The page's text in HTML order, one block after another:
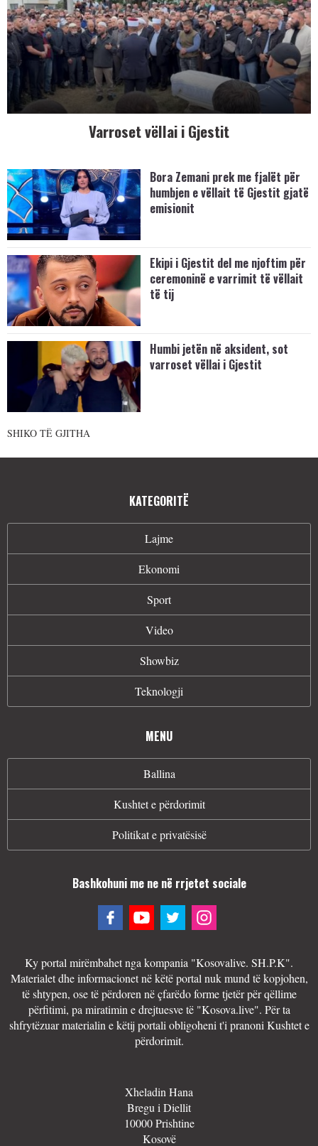
Varroset vëllai i Gjestit
Bora Zemani prek me fjalët për
humbjen e vëllait të Gjestit gjatë
emisionit
Ekipi i Gjestit del me njoftim për
ceremoninë e varrimit të vëllait
të tij
Humbi jetën në aksident, sot
varroset vëllai i Gjestit
SHIKO TË GJITHA
KATEGORITË
Lajme
Ekonomi
Sport
Video
Showbiz
Teknologji
MENU
Ballina
Kushtet e përdorimit
Politikat e privatësisë
Bashkohuni me ne në rrjetet sociale
Ky portal mirëmbahet nga kompania "Kosovalive. SH.P.K".
Materialet dhe informacionet në këtë portal nuk mund të kopjohen,
të shtypen, ose të përdoren në çfarëdo forme tjetër për qëllime
përfitimi, pa miratimin e drejtuesve të "Kosova.live". Për ta
shfrytëzuar materialin e këtij portali obligoheni t'i pranoni Kushtet e
përdorimit.
Xheladin Hana
Bregu i Diellit
10000 Prishtine
Kosovë